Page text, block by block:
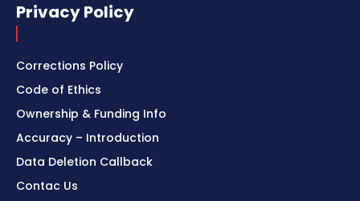
Privacy Policy
Corrections Policy
Code of Ethics
Ownership & Funding Info
Accuracy – Introduction
Data Deletion Callback
Contac Us